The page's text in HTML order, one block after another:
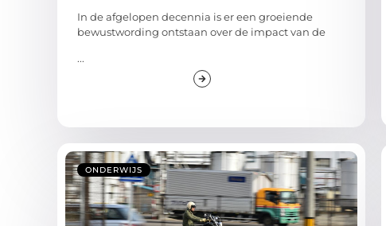
In de afgelopen decennia is er een groeiende
bewustwording ontstaan over de impact van de
...
ONDERWIJS